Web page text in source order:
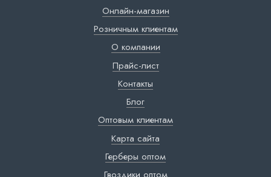
Онлайн-магазин
Розничным клиентам
О компании
Прайс-лист
Контакты
Блог
Оптовым клиентам
Карта сайта
Герберы оптом